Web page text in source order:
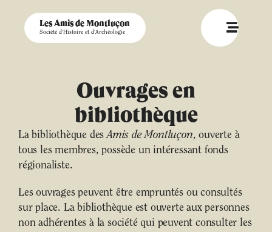
Les Amis de Montluçon
Société d'Histoire et d'Archéologie
Ouvrages en
bibliothèque
La bibliothèque desAmis de Montluçon, ouverte à
tous les membres, possède un intéressant fonds
régionaliste.
Les ouvrages peuvent être empruntés ou consultés
sur place. La bibliothèque est ouverte aux personnes
non adhérentes à la société qui peuvent consulter les